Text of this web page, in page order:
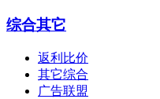
综合其它
返利比价
其它综合
广告联盟